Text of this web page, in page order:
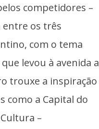
competidores –
entre os três
com o tema
levou à avenida a
trouxe a inspiração
como a Capital do
–